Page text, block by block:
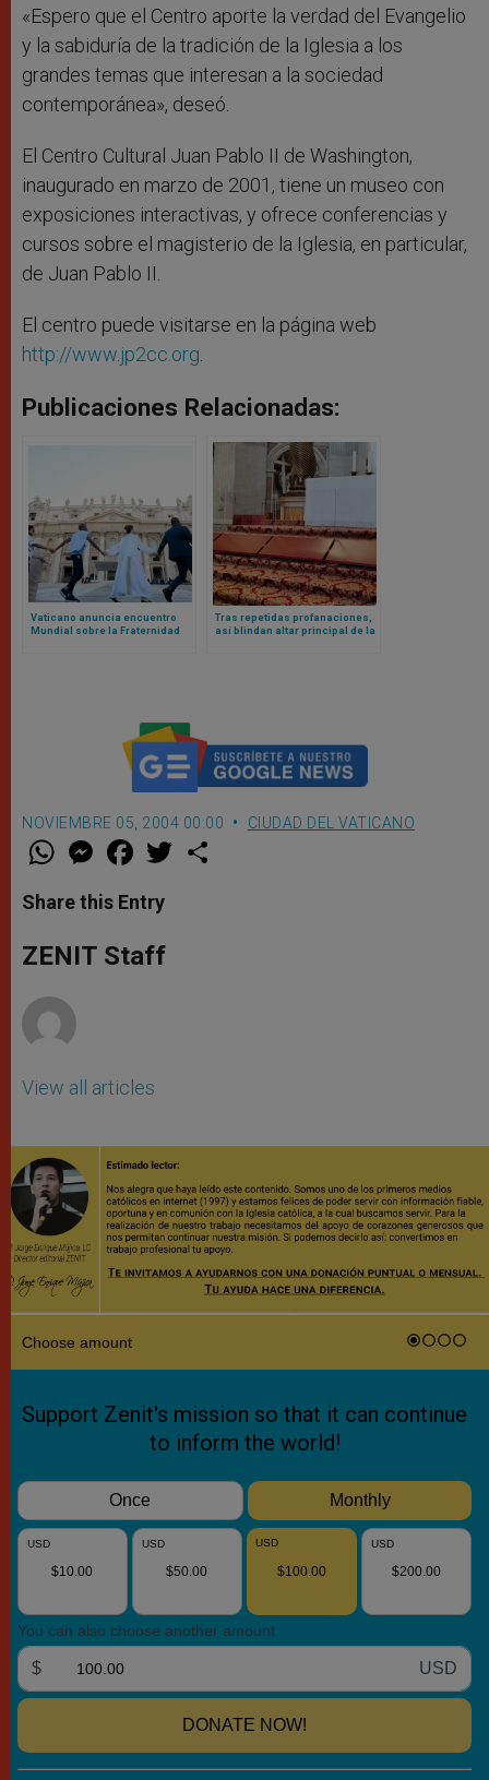
«Espero que el Centro aporte la verdad del Evangelio
y la sabiduría de la tradición de la Iglesia a los
grandes temas que interesan a la sociedad
contemporánea», deseó.
El Centro Cultural Juan Pablo II de Washington,
inaugurado en marzo de 2001, tiene un museo con
exposiciones interactivas, y ofrece conferencias y
cursos sobre el magisterio de la Iglesia, en particular,
de Juan Pablo II.
El centro puede visitarse en la página web
http://www.jp2cc.org.
Publicaciones Relacionadas:
Vaticano anuncia encuentro
Mundial sobre la Fraternidad
Tras repetidas profanaciones,
así blindan altar principal de la
NOVIEMBRE 05, 2004 00:00 CIUDAD DEL VATICANO
W
t
s
p
p
M
e
s
e
g
e
F
a
e
b
o
k
w
Share this Entry
ZENIT Staff
View all articles